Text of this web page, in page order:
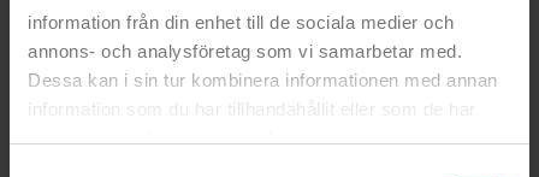
information från din enhet till de sociala medier och
annons- och analysföretag som vi samarbetar med.
Dessa kan i sin tur kombinera informationen med annan
information som du har tillhandahållit eller som de har
(4.7 GHz Turbo)
Processorkärnor 4 kärnor